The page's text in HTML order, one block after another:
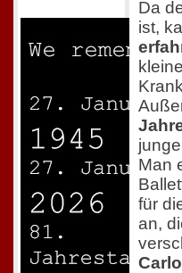
Da
ist,
Man
für
an,